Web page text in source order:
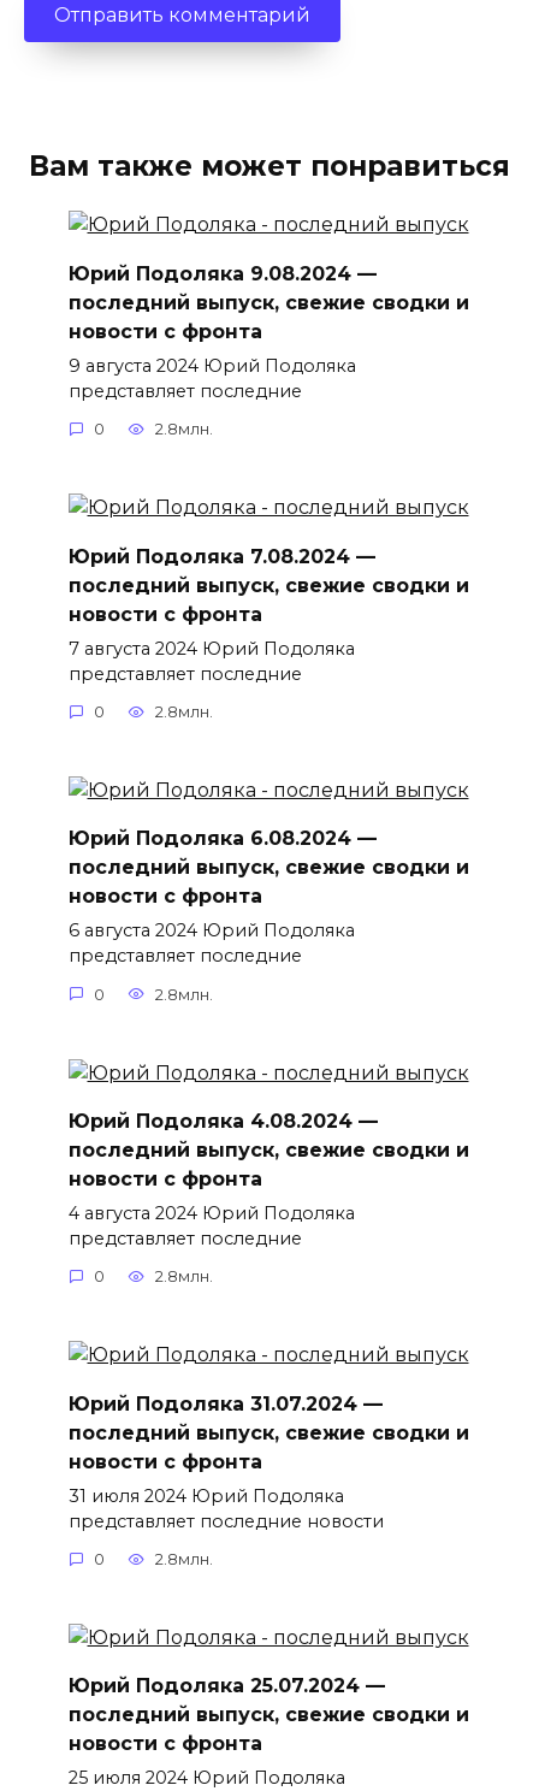
Вам также может понравиться
Юрий Подоляка 9.08.2024 —
последний выпуск, свежие сводки и
новости с фронта
9 августа 2024 Юрий Подоляка
представляет последние
0 2.8млн.
Юрий Подоляка 7.08.2024 —
последний выпуск, свежие сводки и
новости с фронта
7 августа 2024 Юрий Подоляка
представляет последние
0 2.8млн.
Юрий Подоляка 6.08.2024 —
последний выпуск, свежие сводки и
новости с фронта
6 августа 2024 Юрий Подоляка
представляет последние
0 2.8млн.
Юрий Подоляка 4.08.2024 —
последний выпуск, свежие сводки и
новости с фронта
4 августа 2024 Юрий Подоляка
представляет последние
0 2.8млн.
Юрий Подоляка 31.07.2024 —
последний выпуск, свежие сводки и
новости с фронта
31 июля 2024 Юрий Подоляка
представляет последние новости
0 2.8млн.
Юрий Подоляка 25.07.2024 —
последний выпуск, свежие сводки и
новости с фронта
25 июля 2024 Юрий Подоляка